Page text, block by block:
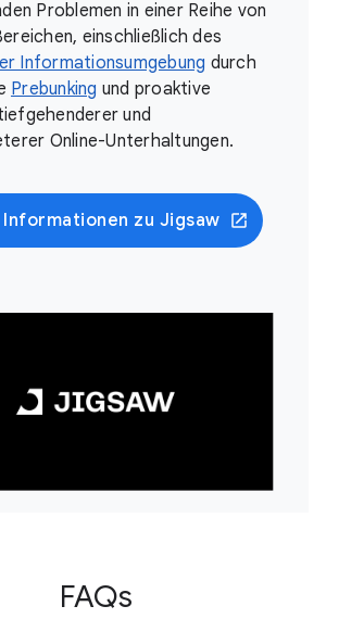
Problemen in einer Reihe von
einschließlich des
Informationsumgebung durch
Prebunking und proaktive
und
Online-Unterhaltungen.
zu Jigsaw
FAQs